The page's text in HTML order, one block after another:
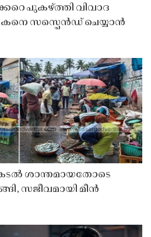
പുകഴ്ത്തി വിവാദ
സസ്പെൻഡ് ചെയ്യാൻ
കടൽ ശാന്തമായതോടെ
സജീവമായി മീൻ